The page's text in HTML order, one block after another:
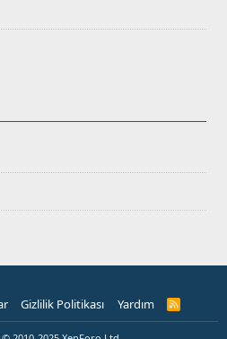
Gizlilik Politikası Yardım
R